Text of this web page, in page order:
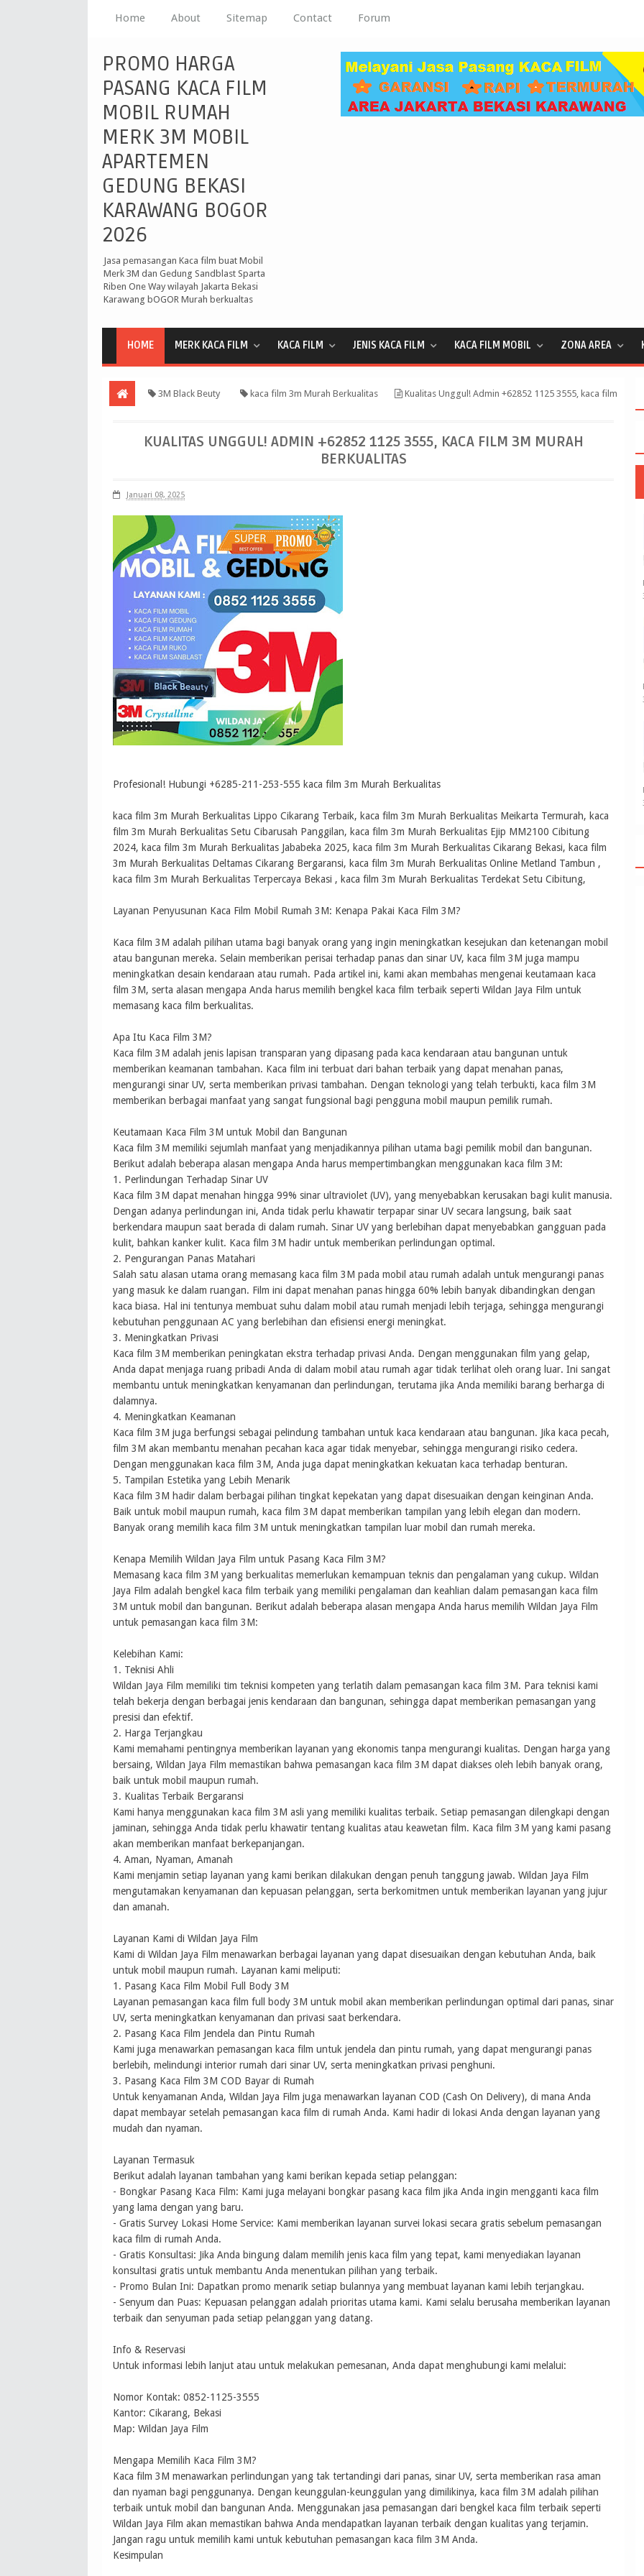
Home About Sitemap Contact Forum
PROMO HARGA
PASANG KACA FILM
MOBIL RUMAH
MERK 3M MOBIL
APARTEMEN
GEDUNG BEKASI
KARAWANG BOGOR
2026
Jasa pemasangan Kaca film buat Mobil
Merk 3M dan Gedung Sandblast Sparta
Riben One Way wilayah Jakarta Bekasi
Karawang bOGOR Murah berkualtas
HOME MERK KACA FILM KACA FILM JENIS KACA FILM KACA FILM MOBIL ZONA AREA
3M Black Beuty kaca film 3m Murah Berkualitas Kualitas Unggul! Admin +62852 1125 3555, kaca film
KUALITAS UNGGUL! ADMIN +62852 1125 3555, KACA FILM 3M MURAH
BERKUALITAS
Januari 08, 2025
Profesional! Hubungi +6285-211-253-555 kaca film 3m Murah Berkualitas
kaca film 3m Murah Berkualitas Lippo Cikarang Terbaik, kaca film 3m Murah Berkualitas Meikarta Termurah, kaca
film 3m Murah Berkualitas Setu Cibarusah Panggilan, kaca film 3m Murah Berkualitas Ejip MM2100 Cibitung
2024, kaca film 3m Murah Berkualitas Jababeka 2025, kaca film 3m Murah Berkualitas Cikarang Bekasi, kaca film
3m Murah Berkualitas Deltamas Cikarang Bergaransi, kaca film 3m Murah Berkualitas Online Metland Tambun ,
kaca film 3m Murah Berkualitas Terpercaya Bekasi , kaca film 3m Murah Berkualitas Terdekat Setu Cibitung,
Layanan Penyusunan Kaca Film Mobil Rumah 3M: Kenapa Pakai Kaca Film 3M?
Kaca film 3M adalah pilihan utama bagi banyak orang yang ingin meningkatkan kesejukan dan ketenangan mobil
atau bangunan mereka. Selain memberikan perisai terhadap panas dan sinar UV, kaca film 3M juga mampu
meningkatkan desain kendaraan atau rumah. Pada artikel ini, kami akan membahas mengenai keutamaan kaca
film 3M, serta alasan mengapa Anda harus memilih bengkel kaca film terbaik seperti Wildan Jaya Film untuk
memasang kaca film berkualitas.
Apa Itu Kaca Film 3M?
Kaca film 3M adalah jenis lapisan transparan yang dipasang pada kaca kendaraan atau bangunan untuk
memberikan keamanan tambahan. Kaca film ini terbuat dari bahan terbaik yang dapat menahan panas,
mengurangi sinar UV, serta memberikan privasi tambahan. Dengan teknologi yang telah terbukti, kaca film 3M
memberikan berbagai manfaat yang sangat fungsional bagi pengguna mobil maupun pemilik rumah.
Keutamaan Kaca Film 3M untuk Mobil dan Bangunan
Kaca film 3M memiliki sejumlah manfaat yang menjadikannya pilihan utama bagi pemilik mobil dan bangunan.
Berikut adalah beberapa alasan mengapa Anda harus mempertimbangkan menggunakan kaca film 3M:
1. Perlindungan Terhadap Sinar UV
Kaca film 3M dapat menahan hingga 99% sinar ultraviolet (UV), yang menyebabkan kerusakan bagi kulit manusia.
Dengan adanya perlindungan ini, Anda tidak perlu khawatir terpapar sinar UV secara langsung, baik saat
berkendara maupun saat berada di dalam rumah. Sinar UV yang berlebihan dapat menyebabkan gangguan pada
kulit, bahkan kanker kulit. Kaca film 3M hadir untuk memberikan perlindungan optimal.
2. Pengurangan Panas Matahari
Salah satu alasan utama orang memasang kaca film 3M pada mobil atau rumah adalah untuk mengurangi panas
yang masuk ke dalam ruangan. Film ini dapat menahan panas hingga 60% lebih banyak dibandingkan dengan
kaca biasa. Hal ini tentunya membuat suhu dalam mobil atau rumah menjadi lebih terjaga, sehingga mengurangi
kebutuhan penggunaan AC yang berlebihan dan efisiensi energi meningkat.
3. Meningkatkan Privasi
Kaca film 3M memberikan peningkatan ekstra terhadap privasi Anda. Dengan menggunakan film yang gelap,
Anda dapat menjaga ruang pribadi Anda di dalam mobil atau rumah agar tidak terlihat oleh orang luar. Ini sangat
membantu untuk meningkatkan kenyamanan dan perlindungan, terutama jika Anda memiliki barang berharga di
dalamnya.
4. Meningkatkan Keamanan
Kaca film 3M juga berfungsi sebagai pelindung tambahan untuk kaca kendaraan atau bangunan. Jika kaca pecah,
film 3M akan membantu menahan pecahan kaca agar tidak menyebar, sehingga mengurangi risiko cedera.
Dengan menggunakan kaca film 3M, Anda juga dapat meningkatkan kekuatan kaca terhadap benturan.
5. Tampilan Estetika yang Lebih Menarik
Kaca film 3M hadir dalam berbagai pilihan tingkat kepekatan yang dapat disesuaikan dengan keinginan Anda.
Baik untuk mobil maupun rumah, kaca film 3M dapat memberikan tampilan yang lebih elegan dan modern.
Banyak orang memilih kaca film 3M untuk meningkatkan tampilan luar mobil dan rumah mereka.
Kenapa Memilih Wildan Jaya Film untuk Pasang Kaca Film 3M?
Memasang kaca film 3M yang berkualitas memerlukan kemampuan teknis dan pengalaman yang cukup. Wildan
Jaya Film adalah bengkel kaca film terbaik yang memiliki pengalaman dan keahlian dalam pemasangan kaca film
3M untuk mobil dan bangunan. Berikut adalah beberapa alasan mengapa Anda harus memilih Wildan Jaya Film
untuk pemasangan kaca film 3M:
Kelebihan Kami:
1. Teknisi Ahli
Wildan Jaya Film memiliki tim teknisi kompeten yang terlatih dalam pemasangan kaca film 3M. Para teknisi kami
telah bekerja dengan berbagai jenis kendaraan dan bangunan, sehingga dapat memberikan pemasangan yang
presisi dan efektif.
2. Harga Terjangkau
Kami memahami pentingnya memberikan layanan yang ekonomis tanpa mengurangi kualitas. Dengan harga yang
bersaing, Wildan Jaya Film memastikan bahwa pemasangan kaca film 3M dapat diakses oleh lebih banyak orang,
baik untuk mobil maupun rumah.
3. Kualitas Terbaik Bergaransi
Kami hanya menggunakan kaca film 3M asli yang memiliki kualitas terbaik. Setiap pemasangan dilengkapi dengan
jaminan, sehingga Anda tidak perlu khawatir tentang kualitas atau keawetan film. Kaca film 3M yang kami pasang
akan memberikan manfaat berkepanjangan.
4. Aman, Nyaman, Amanah
Kami menjamin setiap layanan yang kami berikan dilakukan dengan penuh tanggung jawab. Wildan Jaya Film
mengutamakan kenyamanan dan kepuasan pelanggan, serta berkomitmen untuk memberikan layanan yang jujur
dan amanah.
Layanan Kami di Wildan Jaya Film
Kami di Wildan Jaya Film menawarkan berbagai layanan yang dapat disesuaikan dengan kebutuhan Anda, baik
untuk mobil maupun rumah. Layanan kami meliputi:
1. Pasang Kaca Film Mobil Full Body 3M
Layanan pemasangan kaca film full body 3M untuk mobil akan memberikan perlindungan optimal dari panas, sinar
UV, serta meningkatkan kenyamanan dan privasi saat berkendara.
2. Pasang Kaca Film Jendela dan Pintu Rumah
Kami juga menawarkan pemasangan kaca film untuk jendela dan pintu rumah, yang dapat mengurangi panas
berlebih, melindungi interior rumah dari sinar UV, serta meningkatkan privasi penghuni.
3. Pasang Kaca Film 3M COD Bayar di Rumah
Untuk kenyamanan Anda, Wildan Jaya Film juga menawarkan layanan COD (Cash On Delivery), di mana Anda
dapat membayar setelah pemasangan kaca film di rumah Anda. Kami hadir di lokasi Anda dengan layanan yang
mudah dan nyaman.
Layanan Termasuk
Berikut adalah layanan tambahan yang kami berikan kepada setiap pelanggan:
- Bongkar Pasang Kaca Film: Kami juga melayani bongkar pasang kaca film jika Anda ingin mengganti kaca film
yang lama dengan yang baru.
- Gratis Survey Lokasi Home Service: Kami memberikan layanan survei lokasi secara gratis sebelum pemasangan
kaca film di rumah Anda.
- Gratis Konsultasi: Jika Anda bingung dalam memilih jenis kaca film yang tepat, kami menyediakan layanan
konsultasi gratis untuk membantu Anda menentukan pilihan yang terbaik.
- Promo Bulan Ini: Dapatkan promo menarik setiap bulannya yang membuat layanan kami lebih terjangkau.
- Senyum dan Puas: Kepuasan pelanggan adalah prioritas utama kami. Kami selalu berusaha memberikan layanan
terbaik dan senyuman pada setiap pelanggan yang datang.
Info & Reservasi
Untuk informasi lebih lanjut atau untuk melakukan pemesanan, Anda dapat menghubungi kami melalui:
Nomor Kontak: 0852-1125-3555
Kantor: Cikarang, Bekasi
Map: Wildan Jaya Film
Mengapa Memilih Kaca Film 3M?
Kaca film 3M menawarkan perlindungan yang tak tertandingi dari panas, sinar UV, serta memberikan rasa aman
dan nyaman bagi penggunanya. Dengan keunggulan-keunggulan yang dimilikinya, kaca film 3M adalah pilihan
terbaik untuk mobil dan bangunan Anda. Menggunakan jasa pemasangan dari bengkel kaca film terbaik seperti
Wildan Jaya Film akan memastikan bahwa Anda mendapatkan layanan terbaik dengan kualitas yang terjamin.
Jangan ragu untuk memilih kami untuk kebutuhan pemasangan kaca film 3M Anda.
Kesimpulan